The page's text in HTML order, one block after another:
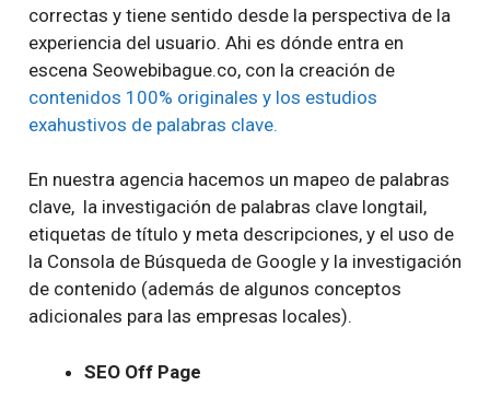
correctas y tiene sentido desde la perspectiva de la
experiencia del usuario. Ahi es dónde entra en
escena Seowebibague.co, con la creación de
contenidos 100% originales y los estudios
exahustivos de palabras clave.
En nuestra agencia hacemos un mapeo de palabras
clave, la investigación de palabras clave longtail,
etiquetas de título y meta descripciones, y el uso de
la Consola de Búsqueda de Google y la investigación
de contenido (además de algunos conceptos
adicionales para las empresas locales).
SEO Off Page